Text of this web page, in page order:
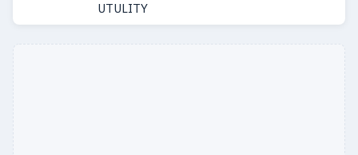
UTULITY